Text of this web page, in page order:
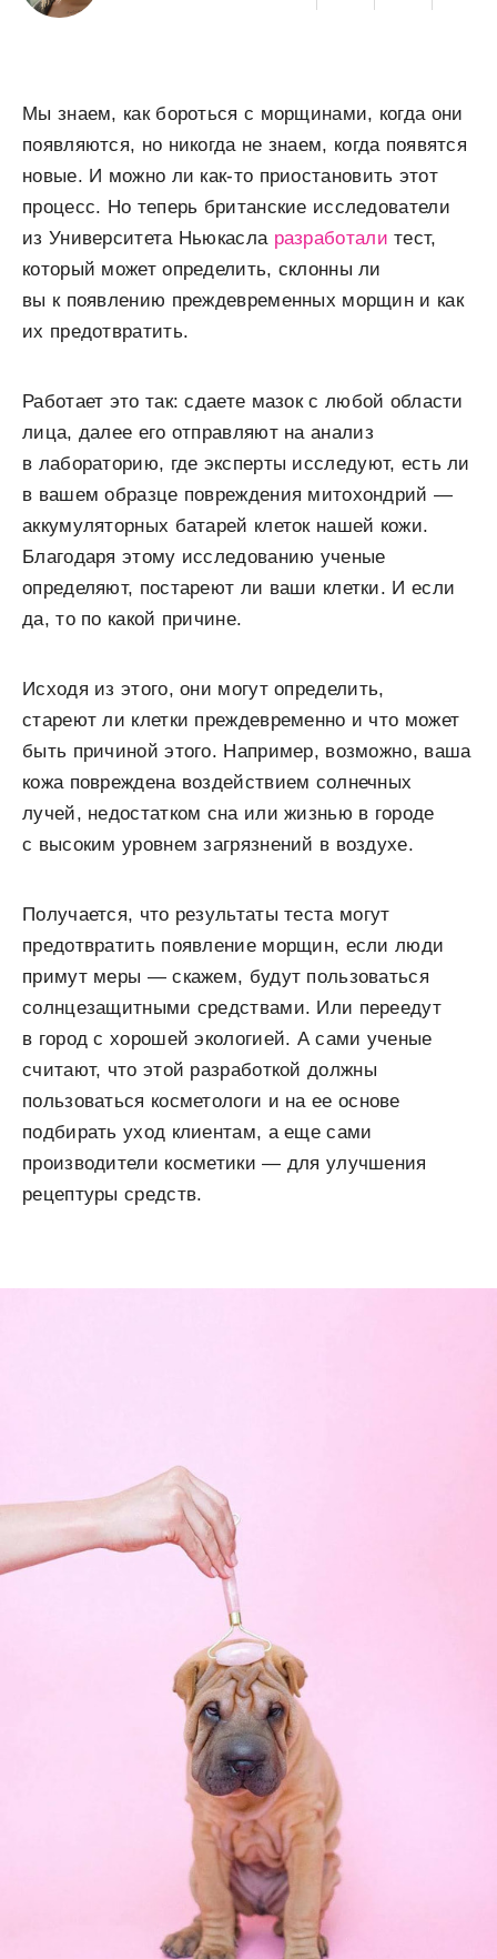
Мы знаем, как бороться с морщинами, когда они
появляются, но никогда не знаем, когда появятся
новые. И можно ли как-то приостановить этот
процесс. Но теперь британские исследователи
из Университета Ньюкасла разработалитест,
который может определить, склонны ли
вы к появлению преждевременных морщин и как
их предотвратить.
Работает это так: сдаете мазок с любой области
лица, далее его отправляют на анализ
в лабораторию, где эксперты исследуют, есть ли
в вашем образце повреждения митохондрий —
аккумуляторных батарей клеток нашей кожи.
Благодаря этому исследованию ученые
определяют, постареют ли ваши клетки. И если
да, то по какой причине.
Исходя из этого, они могут определить,
стареют ли клетки преждевременно и что может
быть причиной этого. Например, возможно, ваша
кожа повреждена воздействием солнечных
лучей, недостатком сна или жизнью в городе
с высоким уровнем загрязнений в воздухе.
Получается, что результаты теста могут
предотвратить появление морщин, если люди
примут меры — скажем, будут пользоваться
солнцезащитными средствами. Или переедут
в город с хорошей экологией. А сами ученые
считают, что этой разработкой должны
пользоваться косметологи и на ее основе
подбирать уход клиентам, а еще сами
производители косметики — для улучшения
рецептуры средств.